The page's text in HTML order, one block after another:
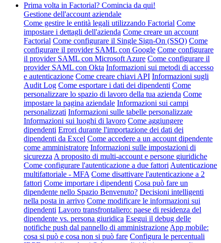
Prima volta in Factorial? Comincia da qui!
Gestione dell'account aziendale
Come gestire le entità legali utilizzando Factorial Come
impostare i dettagli dell'azienda Come creare un account
Factorial Come configurare il Single Sign-On (SSO) Come
configurare il provider SAML con Google Come configurare
il provider SAML con Microsoft Azure Come configurare il
provider SAML con Okta Informazioni sui metodi di accesso
e autenticazione Come creare chiavi API Informazioni sugli
Audit Log Come esportare i dati dei dipendenti Come
personalizzare lo spazio di lavoro della tua azienda Come
impostare la pagina aziendale Informazioni sui campi
personalizzati Informazioni sulle tabelle personalizzate
Informazioni sui luoghi di lavoro Come aggiungere
dipendenti Errori durante l'importazione dei dati dei
dipendenti da Excel Come accedere a un account dipendente
come amministratore Informazioni sulle impostazioni di
sicurezza A proposito di multi-account e persone giuridiche
Come configurare l'autenticazione a due fattori Autenticazione
multifattoriale - MFA Come disattivare l'autenticazione a 2
fattori Come importare i dipendenti Cosa può fare un
dipendente nello Spazio Benvenuto? Decisioni intelligenti
nella posta in arrivo Come modificare le informazioni sui
dipendenti Lavoro transfrontaliero: paese di residenza del
dipendente vs. persona giuridica Esegui il debug delle
notifiche push dal pannello di amministrazione App mobile:
cosa si può e cosa non si può fare Configura le percentuali